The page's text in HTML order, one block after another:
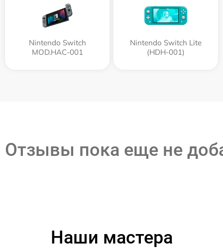
Nintendo Switch
MOD.HAC-001
Nintendo Switch Lite
(HDH-001)
Отзывы пока еще не
Наши мастера